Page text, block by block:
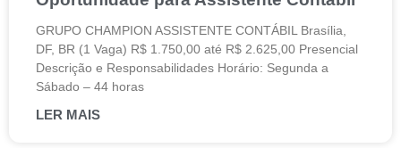
GRUPO CHAMPION ASSISTENTE CONTÁBIL Brasília,
DF, BR (1 Vaga) R$ 1.750,00 até R$ 2.625,00 Presencial
Descrição e Responsabilidades Horário: Segunda a
Sábado – 44 horas
LER MAIS